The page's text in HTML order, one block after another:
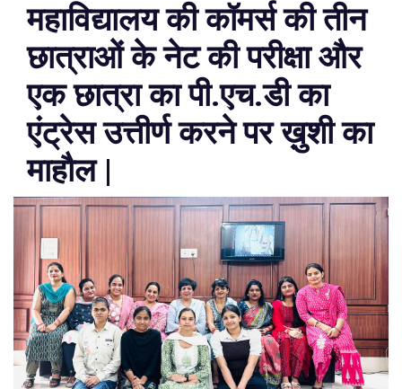
महाविद्यालय की कॉमर्स की तीन
छात्राओं के नेट की परीक्षा और
एक छात्रा का पी.एच.डी का
एंट्रेस उत्तीर्ण करने पर ख़ुशी का
माहौल |